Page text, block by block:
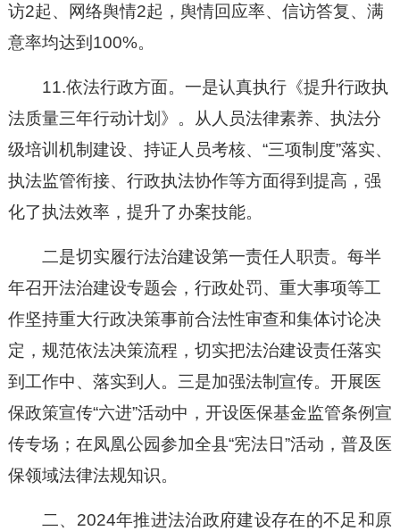
访2起、网络舆情2起，舆情回应率、信访答复、满
意率均达到100%。
11.依法行政方面。一是认真执行《提升行政执
法质量三年行动计划》。从人员法律素养、执法分
级培训机制建设、持证人员考核、“三项制度”落实、
执法监管衔接、行政执法协作等方面得到提高，强
化了执法效率，提升了办案技能。
二是切实履行法治建设第一责任人职责。每半
年召开法治建设专题会，行政处罚、重大事项等工
作坚持重大行政决策事前合法性审查和集体讨论决
定，规范依法决策流程，切实把法治建设责任落实
到工作中、落实到人。三是加强法制宣传。开展医
保政策宣传“六进”活动中，开设医保基金监管条例宣
传专场；在凤凰公园参加全县“宪法日”活动，普及医
保领域法律法规知识。
二、2024年推进法治政府建设存在的不足和原